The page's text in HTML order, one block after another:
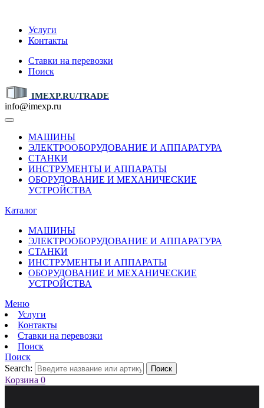
Услуги
Контакты
Ставки на перевозки
Поиск
IMEXP.RU/TRADE
info@imexp.ru
МАШИНЫ
ЭЛЕКТРООБОРУДОВАНИЕ И АППАРАТУРА
СТАНКИ
ИНСТРУМЕНТЫ И АППАРАТЫ
ОБОРУДОВАНИЕ И МЕХАНИЧЕСКИЕ
УСТРОЙСТВА
Каталог
МАШИНЫ
ЭЛЕКТРООБОРУДОВАНИЕ И АППАРАТУРА
СТАНКИ
ИНСТРУМЕНТЫ И АППАРАТЫ
ОБОРУДОВАНИЕ И МЕХАНИЧЕСКИЕ
УСТРОЙСТВА
Меню
Услуги
Контакты
Ставки на перевозки
Поиск
Поиск
Search:
Поиск
Корзина 0